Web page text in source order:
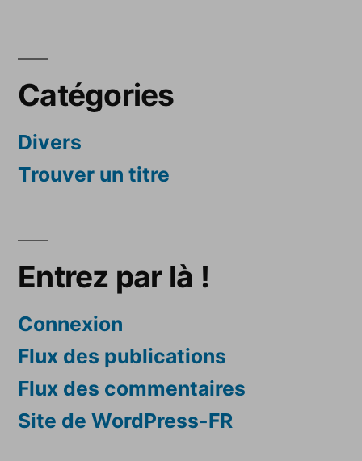
Catégories
Divers
Trouver un titre
Entrez par là !
Connexion
Flux des publications
Flux des commentaires
Site de WordPress-FR